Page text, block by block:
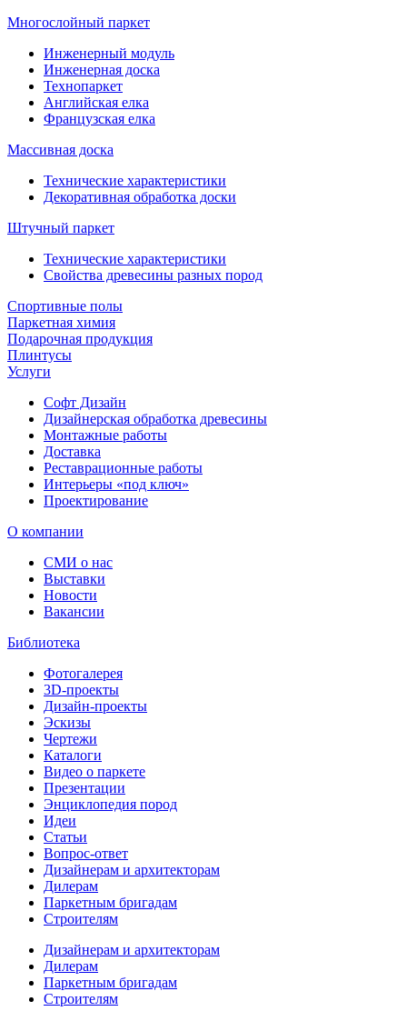
Многослойный паркет
Инженерный модуль
Инженерная доска
Технопаркет
Английская елка
Французская елка
Массивная доска
Технические характеристики
Декоративная обработка доски
Штучный паркет
Технические характеристики
Свойства древесины разных пород
Спортивные полы
Паркетная химия
Подарочная продукция
Плинтусы
Услуги
Софт Дизайн
Дизайнерская обработка древесины
Монтажные работы
Доставка
Реставрационные работы
Интерьеры «под ключ»
Проектирование
О компании
СМИ о нас
Выставки
Новости
Вакансии
Библиотека
Фотогалерея
3D-проекты
Дизайн-проекты
Эскизы
Чертежи
Каталоги
Видео о паркете
Презентации
Энциклопедия пород
Идеи
Статьи
Вопрос-ответ
Дизайнерам и архитекторам
Дилерам
Паркетным бригадам
Строителям
Дизайнерам и архитекторам
Дилерам
Паркетным бригадам
Строителям